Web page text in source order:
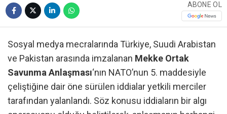
ABONE OL
Sosyal medya mecralarında Türkiye, Suudi Arabistan
ve Pakistan arasında imzalanan Mekke Ortak
Savunma Anlaşması‘nın NATO’nun 5. maddesiyle
çeliştiğine dair öne sürülen iddialar yetkili merciler
tarafından yalanlandı. Söz konusu iddiaların bir algı